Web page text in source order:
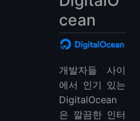
cean
개발자들 사이
에서 인기 있는
DigitalOcean
은 깔끔한 인터